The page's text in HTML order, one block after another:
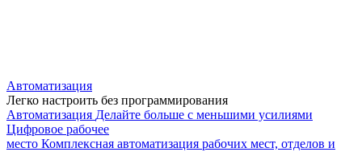
Автоматизация
Легко настроить без программирования
Автоматизация Делайте больше с меньшими усилиями
Цифровое рабочее
место Комплексная автоматизация рабочих мест, отделов и